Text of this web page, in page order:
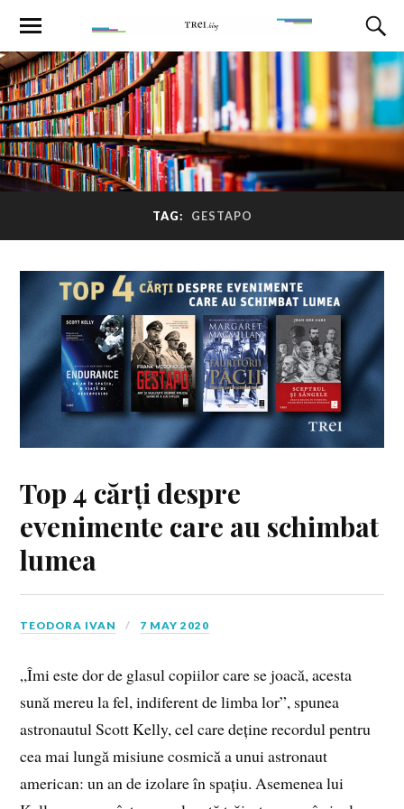
TAG: GESTAPO
Top 4 cărți despre
evenimente care au schimbat
lumea
TEODORA IVAN 7 MAY 2020
„Îmi este dor de glasul copiilor care se joacă, acesta
sună mereu la fel, indiferent de limba lor”, spunea
astronautul Scott Kelly, cel care deține recordul pentru
cea mai lungă misiune cosmică a unui astronaut
american: un an de izolare în spațiu. Asemenea lui